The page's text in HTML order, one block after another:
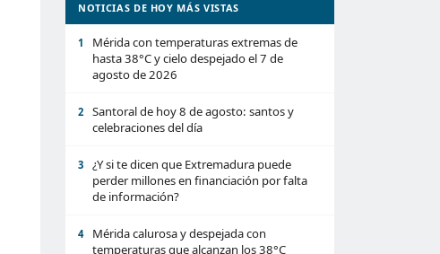
NOTICIAS DE HOY MÁS VISTAS
1
Mérida con temperaturas extremas de
hasta 38°C y cielo despejado el 7 de
agosto de 2026
2
Santoral de hoy 8 de agosto: santos y
celebraciones del día
3
¿Y si te dicen que Extremadura puede
perder millones en financiación por falta
de información?
4
Mérida calurosa y despejada con
temperaturas que alcanzan los 38°C